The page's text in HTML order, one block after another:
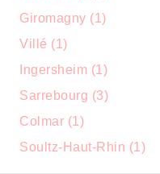
Giromagny (1)
Villé (1)
Ingersheim (1)
Sarrebourg (3)
Colmar (1)
Soultz-Haut-Rhin (1)